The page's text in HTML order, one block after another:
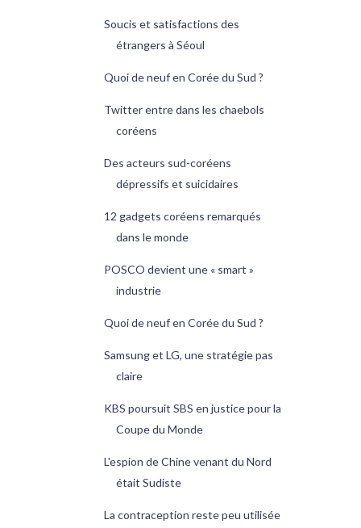
Soucis et satisfactions des
étrangers à Séoul
Quoi de neuf en Corée du Sud ?
Twitter entre dans les chaebols
coréens
Des acteurs sud-coréens
dépressifs et suicidaires
12 gadgets coréens remarqués
dans le monde
POSCO devient une « smart »
industrie
Quoi de neuf en Corée du Sud ?
Samsung et LG, une stratégie pas
claire
KBS poursuit SBS en justice pour la
Coupe du Monde
L'espion de Chine venant du Nord
était Sudiste
La contraception reste peu utilisée